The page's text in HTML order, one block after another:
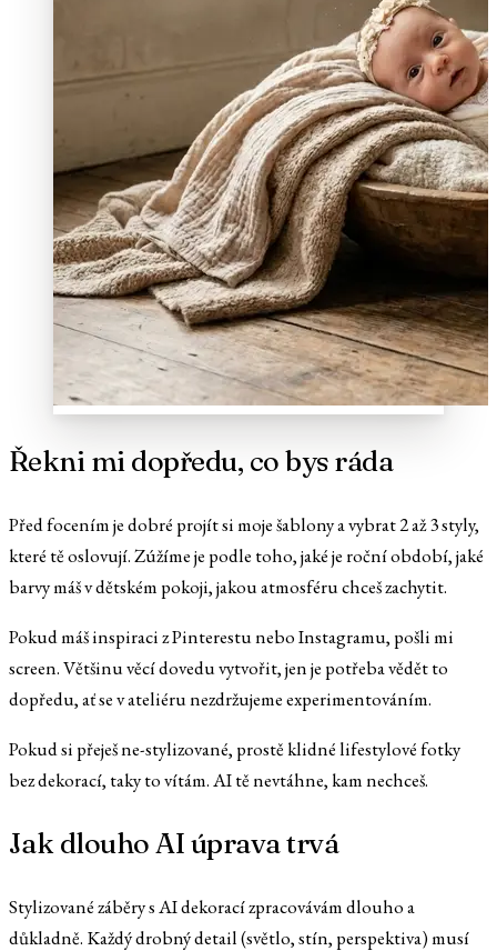
Řekni mi dopředu, co bys ráda
Před focením je dobré projít si moje šablony a vybrat 2 až 3 styly,
které tě oslovují. Zúžíme je podle toho, jaké je roční období, jaké
barvy máš v dětském pokoji, jakou atmosféru chceš zachytit.
Pokud máš inspiraci z Pinterestu nebo Instagramu, pošli mi
screen. Většinu věcí dovedu vytvořit, jen je potřeba vědět to
dopředu, ať se v ateliéru nezdržujeme experimentováním.
Pokud si přeješ ne-stylizované, prostě klidné lifestylové fotky
bez dekorací, taky to vítám. AI tě nevtáhne, kam nechceš.
Jak dlouho AI úprava trvá
Stylizované záběry s AI dekorací zpracovávám dlouho a
důkladně. Každý drobný detail (světlo, stín, perspektiva) musí